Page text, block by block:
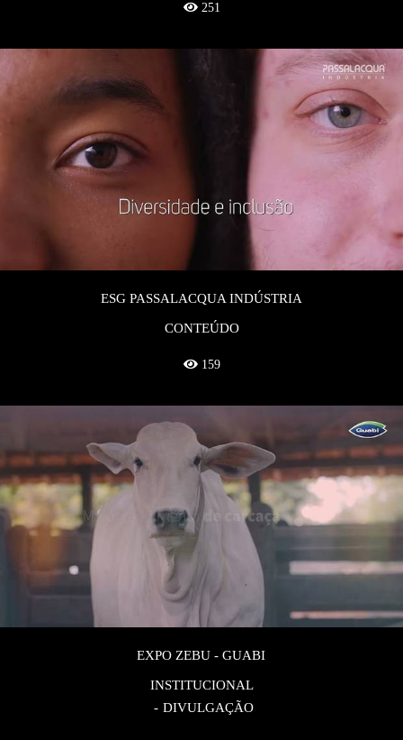
251
ESG PASSALACQUA INDÚSTRIA
CONTEÚDO
159
EXPO ZEBU - GUABI
INSTITUCIONAL
DIVULGAÇÃO